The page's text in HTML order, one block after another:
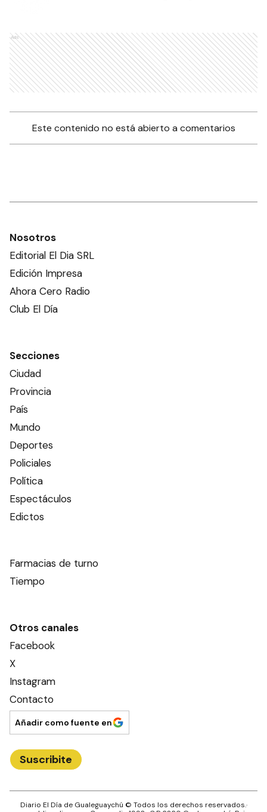
Ads
Este contenido no está abierto a comentarios
Nosotros
Editorial El Dia SRL
Edición Impresa
Ahora Cero Radio
Club El Día
Secciones
Ciudad
Provincia
País
Mundo
Deportes
Policiales
Política
Espectáculos
Edictos
Farmacias de turno
Tiempo
Otros canales
Facebook
X
Instagram
Contacto
Añadir como fuente en
Suscribite
Diario El Día de Gualeguaychú © Todos los derechos reservados.·